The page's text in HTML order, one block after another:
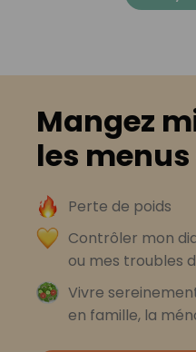
Mangez
les menus
Perte de poids
Contrôler mon
ou mes troubles
Vivre
en famille, la